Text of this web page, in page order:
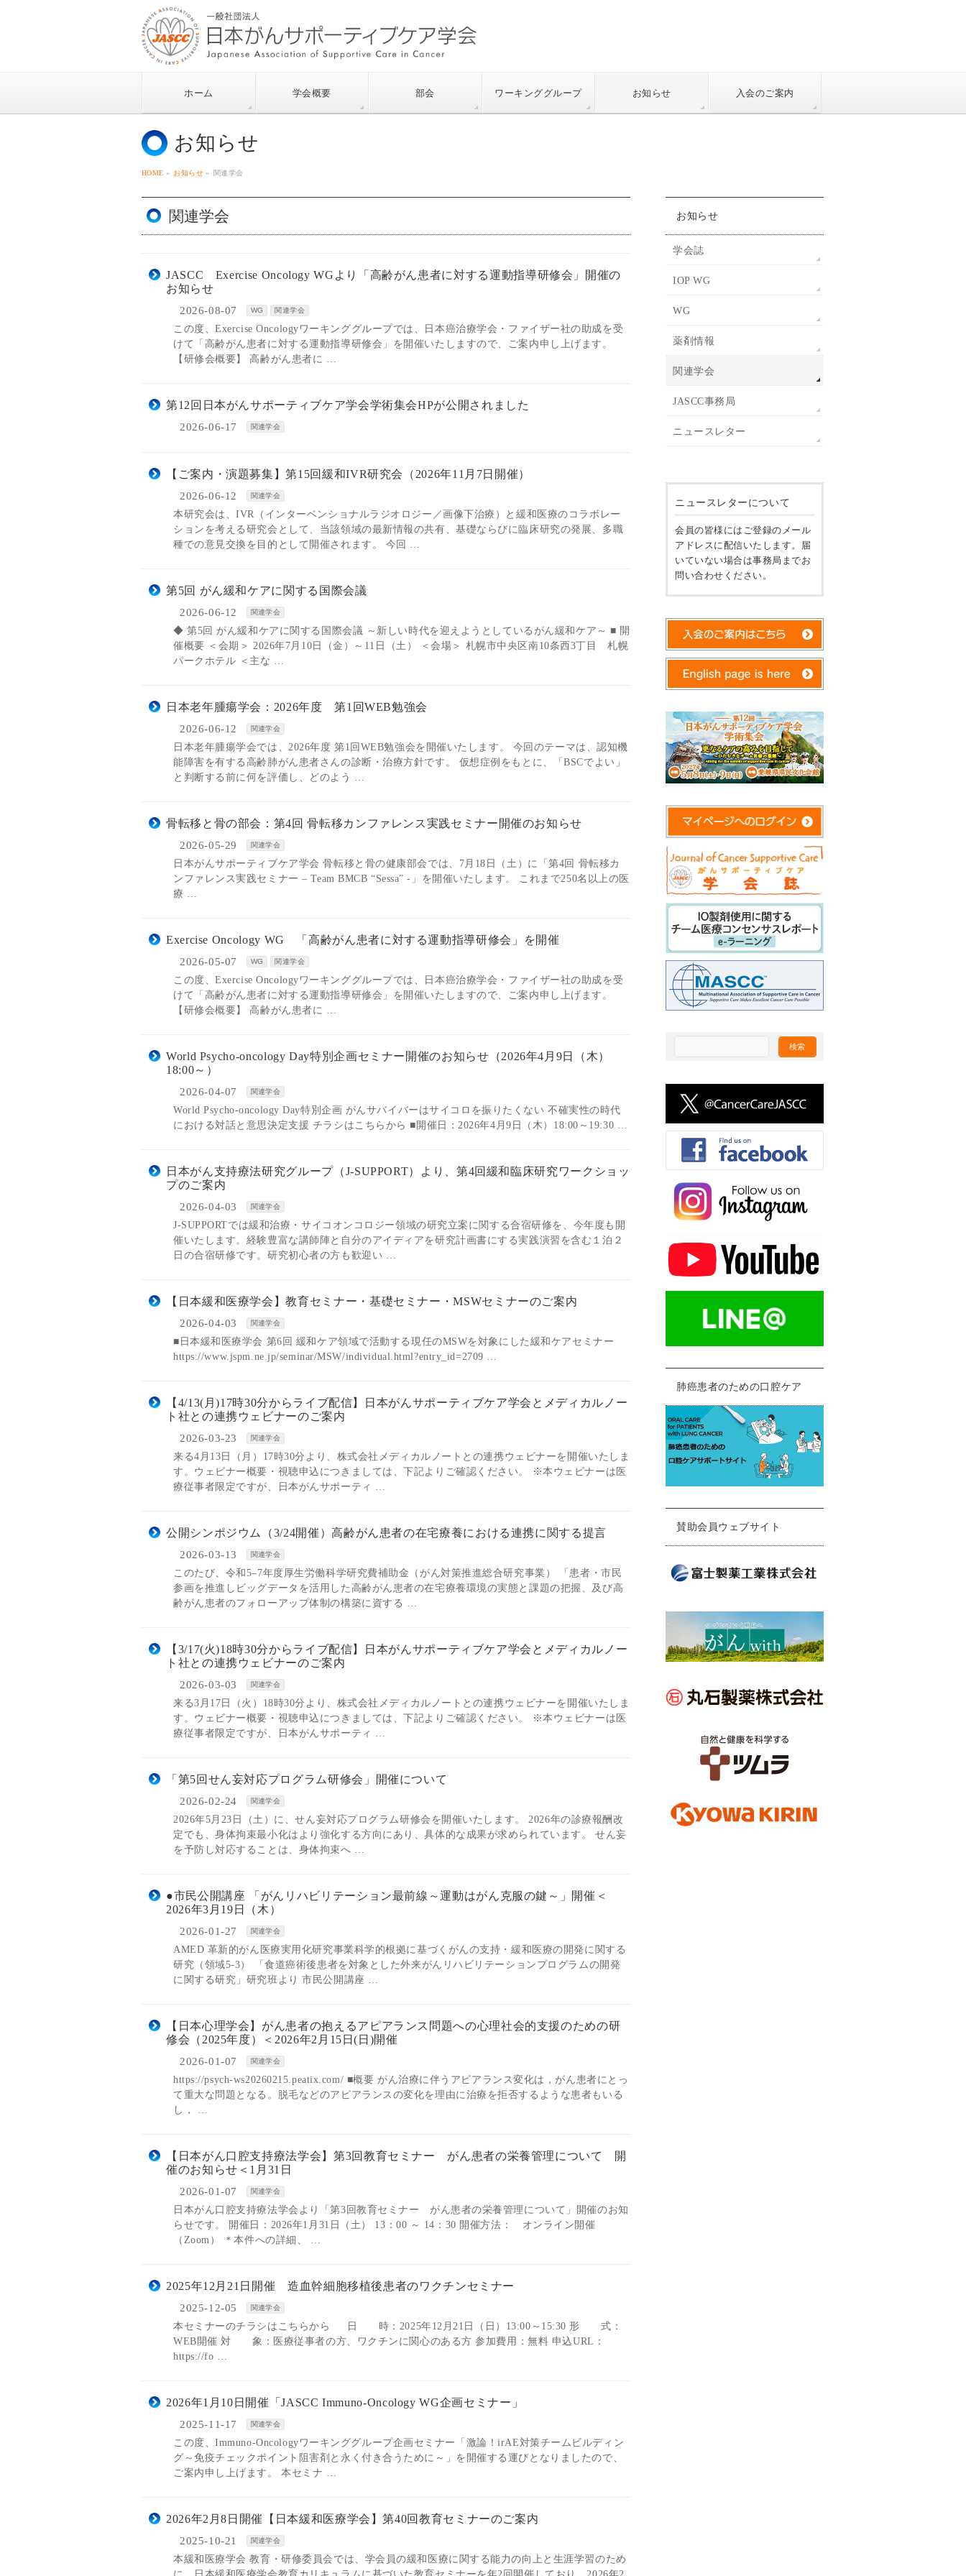
ホーム 学会概要 部会 ワーキンググループ お知らせ 入会のご案内
お知らせ
HOME » お知らせ » 関連学会
関連学会
JASCC Exercise Oncology WGより「高齢がん患者に対する運動指導研修会」開催の
お知らせ
2026-08-07 WG 関連学会
この度、Exercise Oncologyワーキンググループでは、日本癌治療学会・ファイザー社の助成を受
けて「高齢がん患者に対する運動指導研修会」を開催いたしますので、ご案内申し上げます。
【研修会概要】 高齢がん患者に …
第12回日本がんサポーティブケア学会学術集会HPが公開されました
2026-06-17 関連学会
【ご案内・演題募集】第15回緩和IVR研究会（2026年11月7日開催）
2026-06-12 関連学会
本研究会は、IVR（インターベンショナルラジオロジー／画像下治療）と緩和医療のコラボレー
ションを考える研究会として、当該領域の最新情報の共有、基礎ならびに臨床研究の発展、多職
種での意見交換を目的として開催されます。 今回 …
第5回 がん緩和ケアに関する国際会議
2026-06-12 関連学会
◆ 第5回 がん緩和ケアに関する国際会議 ～新しい時代を迎えようとしているがん緩和ケア～ ■ 開
催概要 ＜会期＞ 2026年7月10日（金）～11日（土） ＜会場＞ 札幌市中央区南10条西3丁目 札幌
パークホテル ＜主な …
日本老年腫瘍学会：2026年度 第1回WEB勉強会
2026-06-12 関連学会
日本老年腫瘍学会では、2026年度 第1回WEB勉強会を開催いたします。 今回のテーマは、認知機
能障害を有する高齢肺がん患者さんの診断・治療方針です。 仮想症例をもとに、「BSCでよい」
と判断する前に何を評価し、どのよう …
骨転移と骨の部会：第4回 骨転移カンファレンス実践セミナー開催のお知らせ
2026-05-29 関連学会
日本がんサポーティブケア学会 骨転移と骨の健康部会では、7月18日（土）に「第4回 骨転移カ
ンファレンス実践セミナー – Team BMCB “Sessa” -」を開催いたします。 これまで250名以上の医
療 …
Exercise Oncology WG 「高齢がん患者に対する運動指導研修会」を開催
2026-05-07 WG 関連学会
この度、Exercise Oncologyワーキンググループでは、日本癌治療学会・ファイザー社の助成を受
けて「高齢がん患者に対する運動指導研修会」を開催いたしますので、ご案内申し上げます。
【研修会概要】 高齢がん患者に …
World Psycho-oncology Day特別企画セミナー開催のお知らせ（2026年4月9日（木）
18:00～）
2026-04-07 関連学会
World Psycho-oncology Day特別企画 がんサバイバーはサイコロを振りたくない 不確実性の時代
における対話と意思決定支援 チラシはこちらから ■開催日：2026年4月9日（木）18:00～19:30 …
日本がん支持療法研究グループ（J-SUPPORT）より、第4回緩和臨床研究ワークショッ
プのご案内
2026-04-03 関連学会
J-SUPPORTでは緩和治療・サイコオンコロジー領域の研究立案に関する合宿研修を、今年度も開
催いたします。経験豊富な講師陣と自分のアイディアを研究計画書にする実践演習を含む１泊２
日の合宿研修です。研究初心者の方も歓迎い …
【日本緩和医療学会】教育セミナー・基礎セミナー・MSWセミナーのご案内
2026-04-03 関連学会
■日本緩和医療学会 第6回 緩和ケア領域で活動する現任のMSWを対象にした緩和ケアセミナー
https://www.jspm.ne.jp/seminar/MSW/individual.html?entry_id=2709 …
【4/13(月)17時30分からライブ配信】日本がんサポーティブケア学会とメディカルノー
ト社との連携ウェビナーのご案内
2026-03-23 関連学会
来る4月13日（月）17時30分より、株式会社メディカルノートとの連携ウェビナーを開催いたしま
す。ウェビナー概要・視聴申込につきましては、下記よりご確認ください。 ※本ウェビナーは医
療従事者限定ですが、日本がんサポーティ …
公開シンポジウム（3/24開催）高齢がん患者の在宅療養における連携に関する提言
2026-03-13 関連学会
このたび、令和5–7年度厚生労働科学研究費補助金（がん対策推進総合研究事業） 「患者・市民
参画を推進しビッグデータを活用した高齢がん患者の在宅療養環境の実態と課題の把握、及び高
齢がん患者のフォローアップ体制の構築に資する …
【3/17(火)18時30分からライブ配信】日本がんサポーティブケア学会とメディカルノー
ト社との連携ウェビナーのご案内
2026-03-03 関連学会
来る3月17日（火）18時30分より、株式会社メディカルノートとの連携ウェビナーを開催いたしま
す。ウェビナー概要・視聴申込につきましては、下記よりご確認ください。 ※本ウェビナーは医
療従事者限定ですが、日本がんサポーティ …
「第5回せん妄対応プログラム研修会」開催について
2026-02-24 関連学会
2026年5月23日（土）に、せん妄対応プログラム研修会を開催いたします。 2026年の診療報酬改
定でも、身体拘束最小化はより強化する方向にあり、具体的な成果が求められています。 せん妄
を予防し対応することは、身体拘束へ …
●市民公開講座 「がんリハビリテーション最前線～運動はがん克服の鍵～」開催＜
2026年3月19日（木）
2026-01-27 関連学会
AMED 革新的がん医療実用化研究事業科学的根拠に基づくがんの支持・緩和医療の開発に関する
研究（領域5-3） 「食道癌術後患者を対象とした外来がんリハビリテーションプログラムの開発
に関する研究」研究班より 市民公開講座 …
【日本心理学会】がん患者の抱えるアピアランス問題への心理社会的支援のための研
修会（2025年度）＜2026年2月15日(日)開催
2026-01-07 関連学会
https://psych-ws20260215.peatix.com/ ■概要 がん治療に伴うアピアランス変化は，がん患者にとっ
て重大な問題となる。脱毛などのアピアランスの変化を理由に治療を拒否するような患者もいる
し， …
【日本がん口腔支持療法学会】第3回教育セミナー がん患者の栄養管理について 開
催のお知らせ＜1月31日
2026-01-07 関連学会
日本がん口腔支持療法学会より「第3回教育セミナー がん患者の栄養管理について」開催のお知
らせです。 開催日：2026年1月31日（土） 13：00 ～ 14：30 開催方法： オンライン開催
（Zoom） ＊本件への詳細、 …
2025年12月21日開催 造血幹細胞移植後患者のワクチンセミナー
2025-12-05 関連学会
本セミナーのチラシはこちらから 日 時：2025年12月21日（日）13:00～15:30 形 式：
WEB開催 対 象：医療従事者の方、ワクチンに関心のある方 参加費用：無料 申込URL：
https://fo …
2026年1月10日開催「JASCC Immuno-Oncology WG企画セミナー」
2025-11-17 関連学会
この度、Immuno-Oncologyワーキンググループ企画セミナー「激論！irAE対策チームビルディン
グ～免疫チェックポイント阻害剤と永く付き合うために～」を開催する運びとなりましたので、
ご案内申し上げます。 本セミナ …
2026年2月8日開催【日本緩和医療学会】第40回教育セミナーのご案内
2025-10-21 関連学会
本緩和医療学会 教育・研修委員会では、学会員の緩和医療に関する能力の向上と生涯学習のため
お知らせ
学会誌
IOP WG
WG
薬剤情報
関連学会
JASCC事務局
ニュースレター
ニュースレターについて
会員の皆様にはご登録のメール
アドレスに配信いたします。届
いていない場合は事務局までお
問い合わせください。
肺癌患者のための口腔ケア
賛助会員ウェブサイト